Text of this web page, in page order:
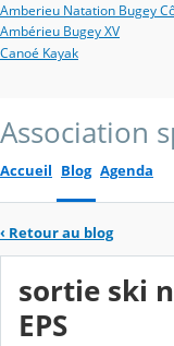
Amberieu Natation Bugey
Ambérieu Bugey XV
Canoé Kayak
Association
Accueil Blog Agenda
‹ Retour au blog
sortie ski
EPS